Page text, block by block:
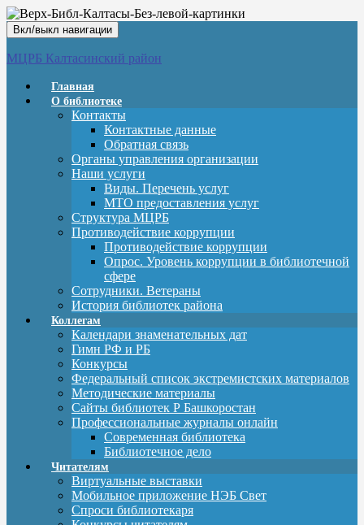
Вкл/выкл навигации
МЦРБ Калтасинский район
Главная
О библиотеке
Контакты
Контактные данные
Обратная связь
Органы управления организации
Наши услуги
Виды. Перечень услуг
МТО предоставления услуг
Структура МЦРБ
Противодействие коррупции
Противодействие коррупции
Опрос. Уровень коррупции в библиотечной
сфере
Сотрудники. Ветераны
История библиотек района
Коллегам
Календари знаменательных дат
Гимн РФ и РБ
Конкурсы
Федеральный список экстремистских материалов
Методические материалы
Сайты библиотек Р Башкоростан
Профессиональные журналы онлайн
Современная библиотека
Библиотечное дело
Читателям
Виртуальные выставки
Мобильное приложение НЭБ Свет
Спроси библиотекаря